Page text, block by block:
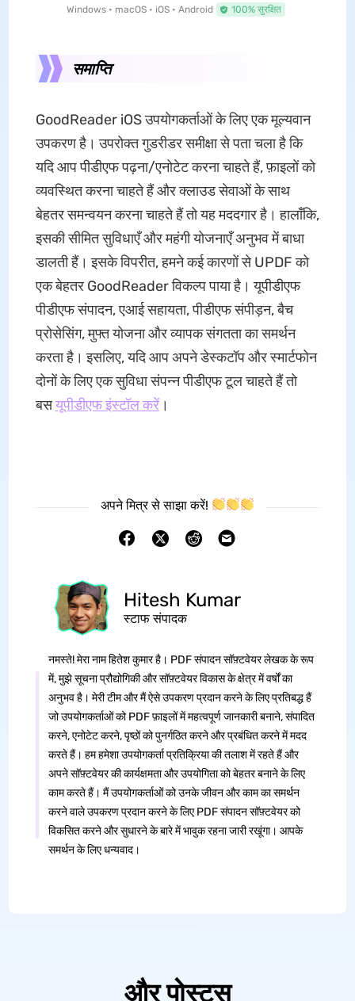
Windows • macOS • iOS • Android 100% सुरक्षित
समाप्ति
GoodReader iOS उपयोगकर्ताओं के लिए एक मूल्यवान
उपकरण है। उपरोक्त गुडरीडर समीक्षा से पता चला है कि
यदि आप पीडीएफ पढ़ना/एनोटेट करना चाहते हैं, फ़ाइलों को
व्यवस्थित करना चाहते हैं और क्लाउड सेवाओं के साथ
बेहतर समन्वयन करना चाहते हैं तो यह मददगार है। हालाँकि,
इसकी सीमित सुविधाएँ और महंगी योजनाएँ अनुभव में बाधा
डालती हैं। इसके विपरीत, हमने कई कारणों से UPDF को
एक बेहतर GoodReader विकल्प पाया है। यूपीडीएफ
पीडीएफ संपादन, एआई सहायता, पीडीएफ संपीड़न, बैच
प्रोसेसिंग, मुफ्त योजना और व्यापक संगतता का समर्थन
करता है। इसलिए, यदि आप अपने डेस्कटॉप और स्मार्टफोन
दोनों के लिए एक सुविधा संपन्न पीडीएफ टूल चाहते हैं तो
बसयूपीडीएफ इंस्टॉल करें।
अपने मित्र से साझा करें!
Hitesh Kumar
स्टाफ संपादक
नमस्ते! मेरा नाम हितेश कुमार है। PDF संपादन सॉफ़्टवेयर लेखक के रूप
में, मुझे सूचना प्रौद्योगिकी और सॉफ़्टवेयर विकास के क्षेत्र में वर्षों का
अनुभव है। मेरी टीम और मैं ऐसे उपकरण प्रदान करने के लिए प्रतिबद्ध हैं
जो उपयोगकर्ताओं को PDF फ़ाइलों में महत्वपूर्ण जानकारी बनाने, संपादित
करने, एनोटेट करने, पृष्ठों को पुनर्गठित करने और प्रबंधित करने में मदद
करते हैं। हम हमेशा उपयोगकर्ता प्रतिक्रिया की तलाश में रहते हैं और
अपने सॉफ़्टवेयर की कार्यक्षमता और उपयोगिता को बेहतर बनाने के लिए
काम करते हैं। मैं उपयोगकर्ताओं को उनके जीवन और काम का समर्थन
करने वाले उपकरण प्रदान करने के लिए PDF संपादन सॉफ़्टवेयर को
विकसित करने और सुधारने के बारे में भावुक रहना जारी रखूंगा। आपके
समर्थन के लिए धन्यवाद।
और पोस्ट्स